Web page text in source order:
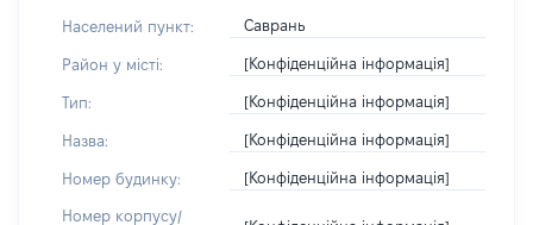
Населений пункт: Саврань
Район у місті: [Конфіденційна інформація]
Тип: [Конфіденційна інформація]
Назва: [Конфіденційна інформація]
Номер будинку: [Конфіденційна інформація]
Номер корпусу/